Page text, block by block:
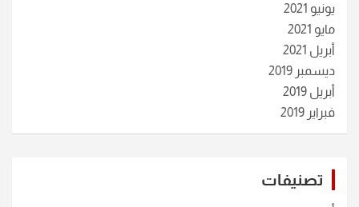
يونيو 2021
مايو 2021
أبريل 2021
ديسمبر 2019
أبريل 2019
فبراير 2019
تصنيفات